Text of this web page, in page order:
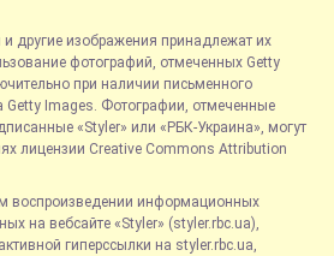
другие изображения принадлежат их
фотографий, отмеченных Getty
при наличии письменного
Getty Images. Фотографии, отмеченные
«Styler» или «РБК-Украина», могут
лицензии Creative Commons Attribution
воспроизведении информационных
на вебсайте «Styler» (styler.rbc.ua),
гиперссылки на styler.rbc.ua,